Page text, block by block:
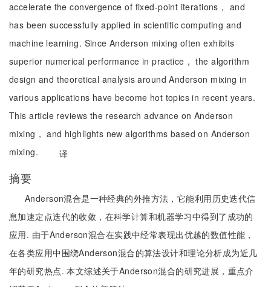
accelerate the convergence of fixed-point iterations， and
has been successfully applied in scientific computing and
machine learning. Since Anderson mixing often exhibits
superior numerical performance in practice， the algorithm
design and theoretical analysis around Anderson mixing in
various applications have become hot topics in recent years.
This article reviews the research advance on Anderson
mixing， and highlights new algorithms based on Anderson
mixing.
译
摘要
Anderson混合是一种经典的外推方法，它能利用历史迭代信
息加速定点迭代的收敛，在科学计算和机器学习中得到了成功的
应用. 由于Anderson混合在实践中经常表现出优越的数值性能，
在各类应用中围绕Anderson混合的算法设计和理论分析成为近几
年的研究热点. 本文综述关于Anderson混合的研究进展，重点介